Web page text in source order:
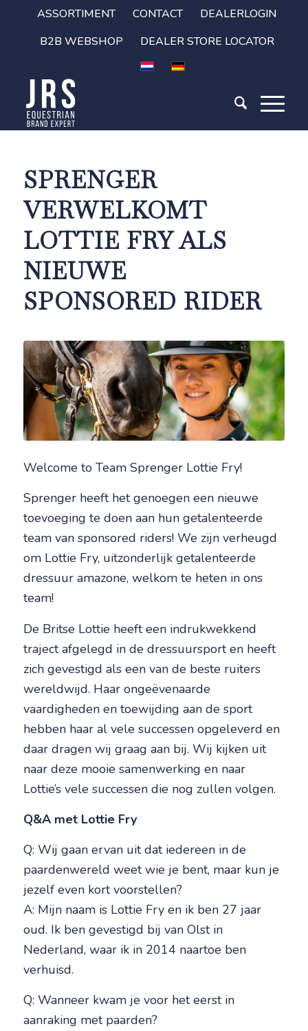
ASSORTIMENT CONTACT
DEALERLOGIN
B2B WEBSHOP
DEALER STORE LOCATOR
SPRENGER
VERWELKOMT
LOTTIE FRY ALS
NIEUWE
SPONSORED RIDER
Welcome to Team Sprenger Lottie Fry!
Sprenger heeft het genoegen een nieuwe
toevoeging te doen aan hun getalenteerde
team van sponsored riders! We zijn verheugd
om Lottie Fry, uitzonderlijk getalenteerde
dressuur amazone, welkom te heten in ons
team!
De Britse Lottie heeft een indrukwekkend
traject afgelegd in de dressuursport en heeft
zich gevestigd als een van de beste ruiters
wereldwijd. Haar ongeëvenaarde
vaardigheden en toewijding aan de sport
hebben haar al vele successen opgeleverd en
daar dragen wij graag aan bij. Wij kijken uit
naar deze mooie samenwerking en naar
Lottie’s vele successen die nog zullen volgen.
Q&A met Lottie Fry
Q: Wij gaan ervan uit dat iedereen in de
paardenwereld weet wie je bent, maar kun je
jezelf even kort voorstellen?
A: Mijn naam is Lottie Fry en ik ben 27 jaar
oud. Ik ben gevestigd bij van Olst in
Nederland, waar ik in 2014 naartoe ben
verhuisd.
Q: Wanneer kwam je voor het eerst in
aanraking met paarden?